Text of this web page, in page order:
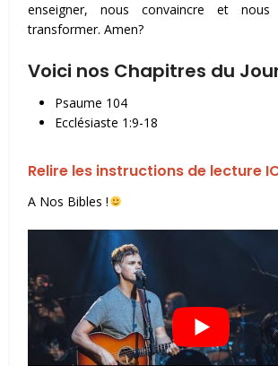
enseigner, nous convaincre et nous
transformer. Amen?
Voici nos Chapitres du
Psaume 104
Ecclésiaste 1:9-18
Relire les instructions de lecture
A Nos Bibles !